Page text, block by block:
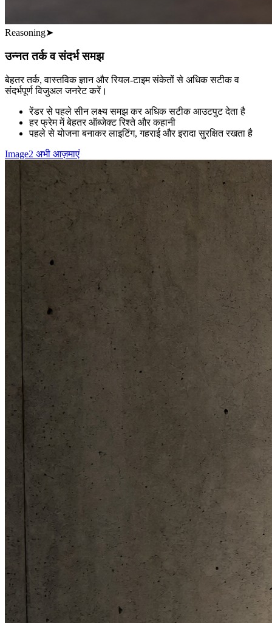
Reasoning➤
उन्नत तर्क व संदर्भ समझ
बेहतर तर्क, वास्तविक ज्ञान और रियल-टाइम संकेतों से अधिक सटीक व
संदर्भपूर्ण विजुअल जनरेट करें।
रेंडर से पहले सीन लक्ष्य समझ कर अधिक सटीक आउटपुट देता है
हर फ्रेम में बेहतर ऑब्जेक्ट रिश्ते और कहानी
पहले से योजना बनाकर लाइटिंग, गहराई और इरादा सुरक्षित रखता है
Image2 अभी आज़माएं